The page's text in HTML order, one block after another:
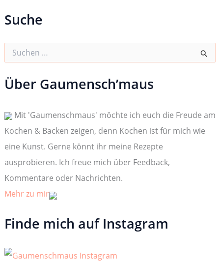
Suche
h
e
a
c
h
:
Über Gaumensch’maus
Mit 'Gaumenschmaus' möchte ich euch die Freude am
Kochen & Backen zeigen, denn Kochen ist für mich wie
eine Kunst. Gerne könnt ihr meine Rezepte
ausprobieren. Ich freue mich über Feedback,
Kommentare oder Nachrichten.
Mehr zu mir
Finde mich auf Instagram